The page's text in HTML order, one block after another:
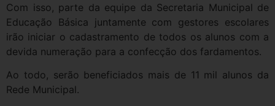
Com isso, parte da equipe da Secretaria Municipal de
Educação Básica juntamente com gestores escolares
irão iniciar o cadastramento de todos os alunos com a
devida numeração para a confecção dos fardamentos.
Ao todo, serão beneficiados mais de 11 mil alunos da
Rede Municipal.